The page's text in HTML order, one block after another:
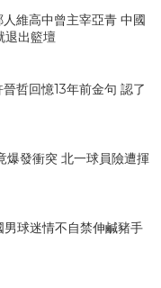
維高中曾主宰亞青 中國
退出籃壇
哲回憶13年前金句 認了
發衝突 北一球員險遭揮
球迷情不自禁伸鹹豬手